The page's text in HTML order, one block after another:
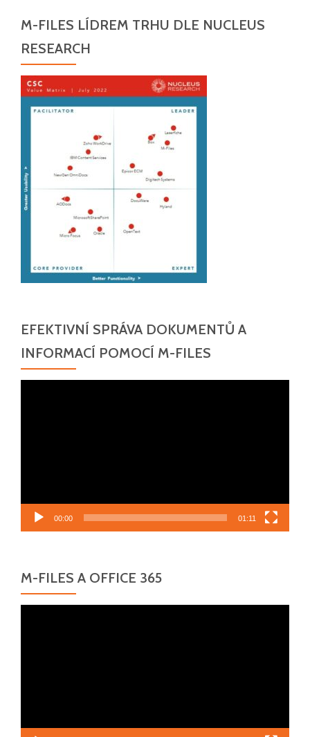
M-FILES LÍDREM TRHU DLE NUCLEUS
RESEARCH
EFEKTIVNÍ SPRÁVA DOKUMENTŮ A
INFORMACÍ POMOCÍ M-FILES
00:00 01:11
M-FILES A OFFICE 365